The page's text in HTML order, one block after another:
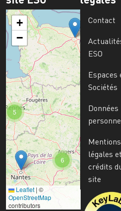
6
5
+
−
Leaflet | ©
OpenStreetMap
contributors
Contact
ESO
Espaces
Sociétés
Données
Mentions
légales et
crédits
site
Image